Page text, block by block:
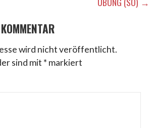
wird nicht veröffentlicht.
sind mit * markiert